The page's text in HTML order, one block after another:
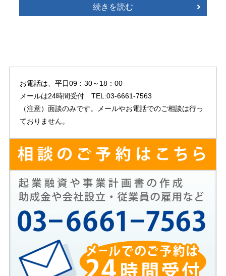
続きを読む
お電話は、平日09：30～18：00
メールは24時間受付 TEL:03-6661-7563
（注意）面談のみです。メールやお電話でのご相談は行っ
ておりません。